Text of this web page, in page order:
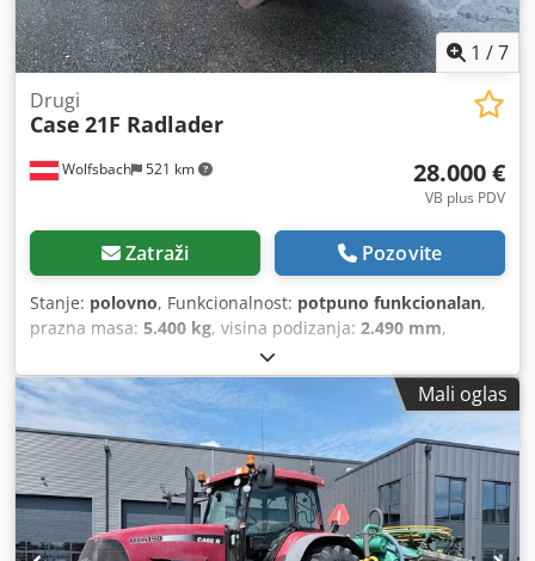
1 /7
Wolfsbach 521 km
Drugi
Case 21F Radlader
28.000 €
VB plus PDV
Zatraži Pozovite
Stanje: polovno, Funkcionalnost: potpuno funkcionalan,
prazna masa: 5.400 kg, visina podizanja: 2.490 mm,
, radni sati:
5.550 mm, građevinska visina:2.500 mm, vrsta pogona:
Diesel Motor, širina gradnje: Mali oglas